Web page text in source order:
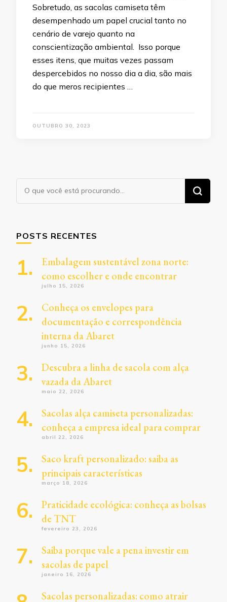
Sobretudo, as sacolas camiseta têm
desempenhado um papel crucial tanto no
cenário de varejo quanto na
conscientização ambiental. Isso porque
esses itens, que muitas vezes passam
despercebidos no nosso dia a dia, são mais
do que meros recipientes …
OUTUBRO 30, 2023
Procurando
algo?
POSTS RECENTES
Embalagem sustentável zona norte:
como escolher e onde encontrar
julho 15, 2026
Conheça os envelopes para
documentação e correspondência
interna da Abaret
junho 15, 2026
Descubra a linha de sacola com alça
vazada da Abaret
maio 22, 2026
Sacolas alça camiseta personalizadas:
conheça a empresa ideal para comprar
abril 22, 2026
Saco kraft personalizado: saiba as
principais características
março 18, 2026
Praticidade ecológica: conheça as bolsas
de TNT
fevereiro 23, 2026
Saiba porque vale a pena investir em
sacolas de papel
janeiro 16, 2026
Sacolas personalizadas: como atrair